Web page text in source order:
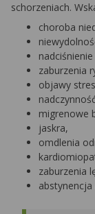
schorzeniach.
choroba
zaburzenia
objawy
migrenowe
jaskra,
omdlenia
zaburzenia